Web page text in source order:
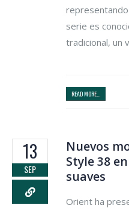
serie es
tradicional, un
READ MORE...
13
SEP
Nuevos
Style 38
suaves
Orient ha